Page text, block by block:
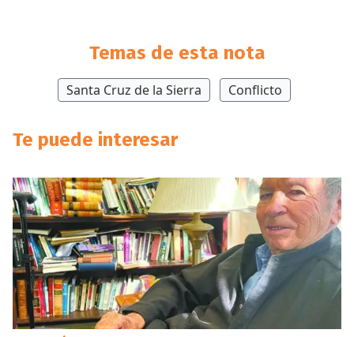
Temas de esta nota
Santa Cruz de la Sierra Conflicto
Te puede interesar